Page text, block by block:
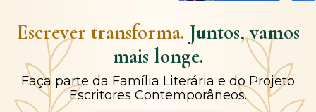
Escrever transforma. Juntos, vamos
mais longe.
Faça parte da Família Literária e do Projeto
Escritores Contemporâneos.